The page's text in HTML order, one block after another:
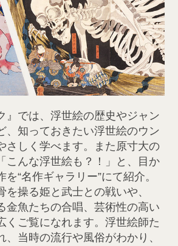
』では、浮世絵の歴史やジャン
、知っておきたい浮世絵のウン
さしく学べます。また原寸大の
こんな浮世絵も？！」と、目か
“名作ギャラリー”にて紹介。
を操る姫と武士との戦いや、
金魚たちの合唱、芸術性の高い
くご覧になれます。浮世絵師た
、当時の流行や風俗がわかり、